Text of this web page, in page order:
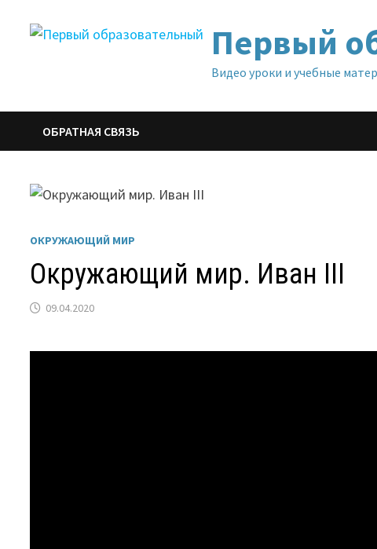
Первый
Видео уроки и учебные
ОБРАТНАЯ СВЯЗЬ
ОКРУЖАЮЩИЙ МИР
Окружающий мир. Иван III
09.04.2020